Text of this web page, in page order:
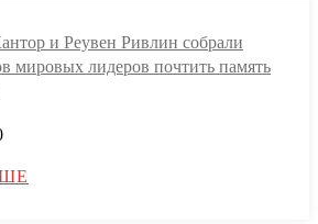
и Реувен Ривлин собрали
мировых лидеров почтить память